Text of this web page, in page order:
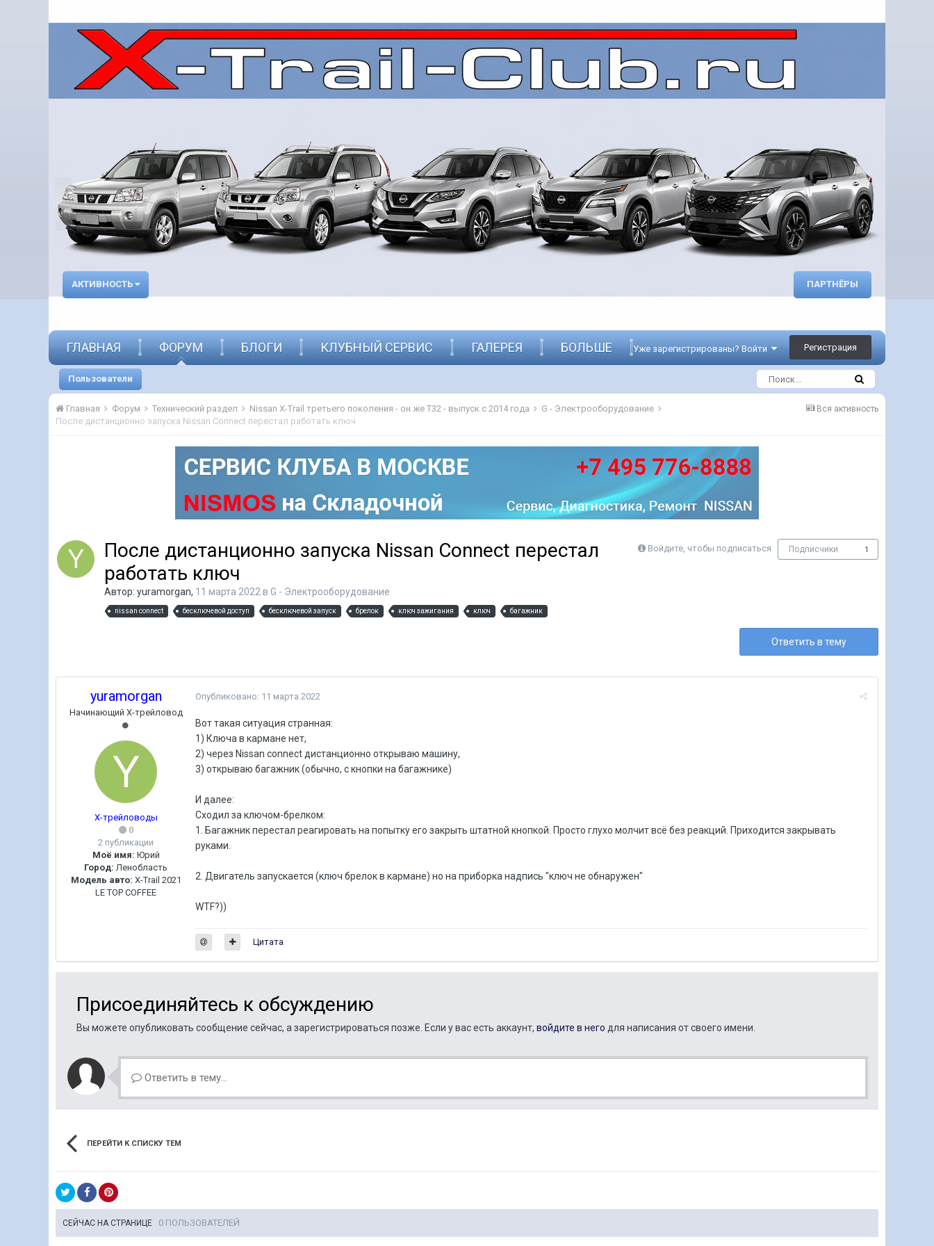
АКТИВНОСТЬ ПАРТНЁРЫ
Уже зарегистрированы? Войти Регистрация
ГЛАВНАЯ ФОРУМ
Пользователи
БЛОГИ КЛУБНЫЙ СЕРВИС ГАЛЕРЕЯ БОЛЬШЕ
Вся активность
Главная Форум Технический раздел Nissan X-Trail третьего поколения - он же Т32 - выпуск с 2014 года
G - Электрооборудование
После дистанционно запуска Nissan Connect перестал работать ключ
Войдите, чтобы подписаться Подписчики 1
После дистанционно запуска Nissan Connect перестал
работать ключ
Автор: yuramorgan, 11 марта 2022 в G - Электрооборудование
nissan connect бесключевой доступ бесключевой запуск брелок ключ зажигания ключ багажник
Ответить в тему
yuramorgan
Начинающий Х-трейловод
Х-трейловоды
0
2 публикации
Моё имя: Юрий
Город: Ленобласть
Модель авто: X-Trail 2021
LE TOP COFFEE
Опубликовано: 11 марта 2022
Вот такая ситуация странная:
1) Ключа в кармане нет,
2) через Nissan connect дистанционно открываю машину,
3) открываю багажник (обычно, с кнопки на багажнике)
И далее:
Сходил за ключом-брелком:
1. Багажник перестал реагировать на попытку его закрыть штатной кнопкой. Просто глухо молчит всё без реакций. Приходится закрывать
руками.
2. Двигатель запускается (ключ брелок в кармане) но на приборка надпись "ключ не обнаружен"
WTF?))
Цитата
Присоединяйтесь к обсуждению
Вы можете опубликовать сообщение сейчас, а зарегистрироваться позже. Если у вас есть аккаунт, войдите в него для написания от своего имени.
Ответить в тему...
ПЕРЕЙТИ К СПИСКУ ТЕМ
СЕЙЧАС НА СТРАНИЦЕ 0 ПОЛЬЗОВАТЕЛЕЙ